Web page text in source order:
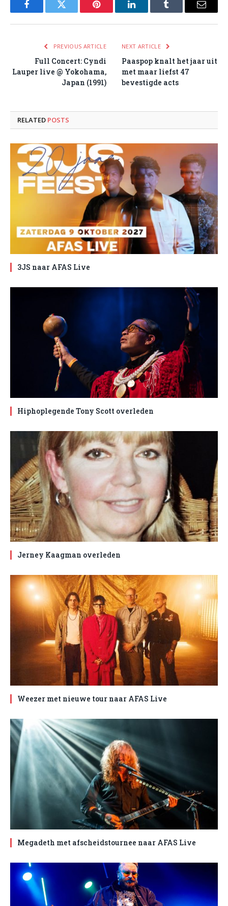
FacebookTwitter Pinterest LinkedInTumblr Email
PREVIOUS ARTICLE
Full Concert: Cyndi
Lauper live @ Yokohama,
Japan (1991)
NEXT ARTICLE
Paaspop knalt het jaar uit
met maar liefst 47
bevestigde acts
RELATED POSTS
3JS naar AFAS Live
Hiphoplegende Tony Scott overleden
Jerney Kaagman overleden
Weezer met nieuwe tour naar AFAS Live
Megadeth met afscheidstournee naar AFAS Live